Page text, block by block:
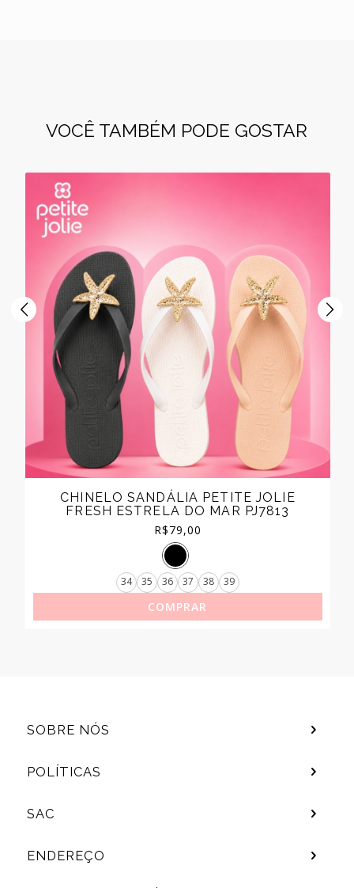
VOCÊ TAMBÉM PODE GOSTAR
CHINELO SANDÁLIA PETITE JOLIE
FRESH ESTRELA DO MAR PJ7813
R$79,00
34 35 36 37 38 39
COMPRAR
SOBRE NÓS
POLÍTICAS
SAC
ENDEREÇO